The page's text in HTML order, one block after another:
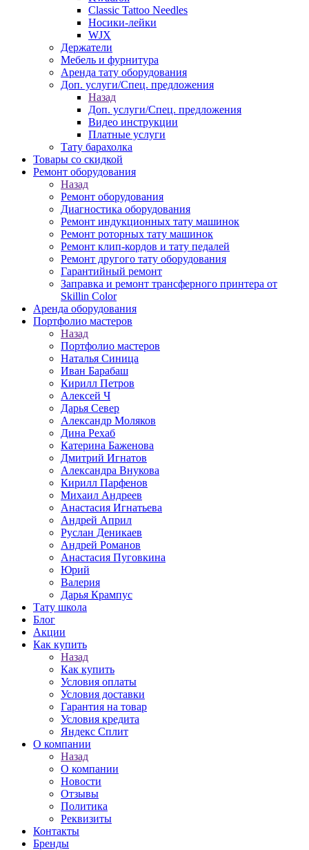
Classic Tattoo Needles
Носики-лейки
WJX
Держатели
Мебель и фурнитура
Аренда тату оборудования
Доп. услуги/Спец. предложения
Назад
Доп. услуги/Спец. предложения
Видео инструкции
Платные услуги
Тату барахолка
Товары со скидкой
Ремонт оборудования
Назад
Ремонт оборудования
Диагностика оборудования
Ремонт индукционных тату машинок
Ремонт роторных тату машинок
Ремонт клип-кордов и тату педалей
Ремонт другого тату оборудования
Гарантийный ремонт
Заправка и ремонт трансферного принтера от
Skillin Color
Аренда оборудования
Портфолио мастеров
Назад
Портфолио мастеров
Наталья Синица
Иван Барабаш
Кирилл Петров
Алексей Ч
Дарья Север
Александр Моляков
Дина Рехаб
Катерина Баженова
Дмитрий Игнатов
Александра Внукова
Кирилл Парфенов
Михаил Андреев
Анастасия Игнатьева
Андрей Април
Руслан Деникаев
Андрей Романов
Анастасия Пуговкина
Юрий
Валерия
Дарья Крампус
Тату школа
Блог
Акции
Как купить
Назад
Как купить
Условия оплаты
Условия доставки
Гарантия на товар
Условия кредита
Яндекс Сплит
О компании
Назад
О компании
Новости
Отзывы
Политика
Реквизиты
Контакты
Бренды